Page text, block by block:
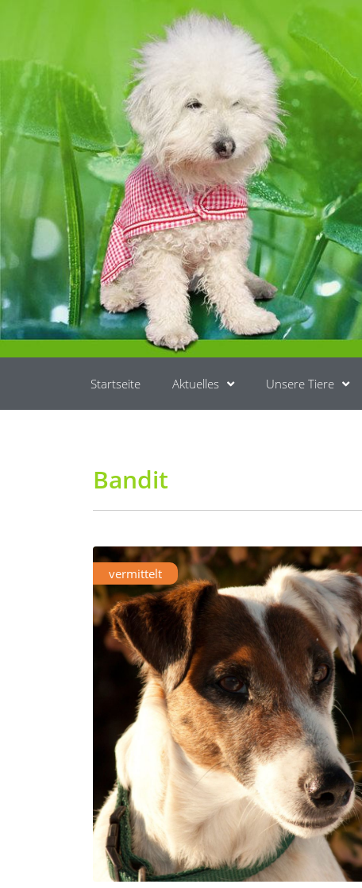
Startseite Aktuelles Unsere Tiere
Bandit
vermittelt